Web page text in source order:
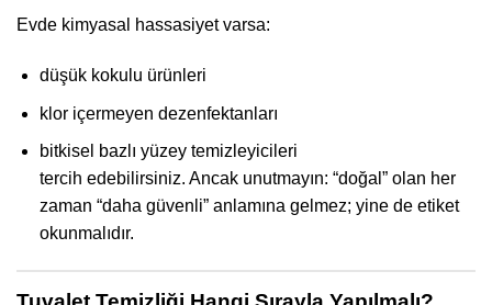
Evde kimyasal hassasiyet varsa:
düşük kokulu ürünleri
klor içermeyen dezenfektanları
bitkisel bazlı yüzey temizleyicileri
tercih edebilirsiniz. Ancak unutmayın: “doğal” olan her
zaman “daha güvenli” anlamına gelmez; yine de etiket
okunmalıdır.